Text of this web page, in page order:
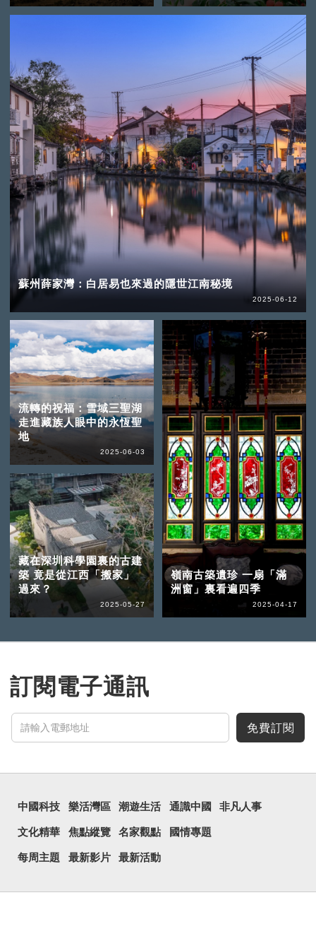
蘇州薛家灣：白居易也來過的隱世江南秘境
2025-06-12
流轉的祝福：雪域三聖湖
走進藏族人眼中的永恆聖
地
2025-06-03
藏在深圳科學園裏的古建
築 竟是從江西「搬家」
過來？
2025-05-27
嶺南古築遺珍 一扇「滿
洲窗」裏看遍四季
2025-04-17
訂閱電子通訊
免費訂閱
中國科技 樂活灣區 潮遊生活 通識中國 非凡人事
文化精華 焦點縱覽 名家觀點 國情專題
每周主題 最新影片 最新活動